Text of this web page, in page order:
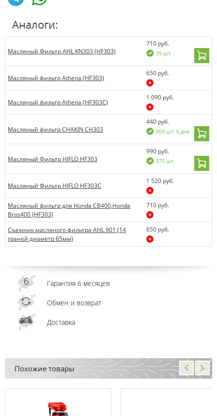
Аналоги:
Масляный Фильтр AHL KN303 (HF303)
710 руб.
35 шт.
Масляный фильтр Athena (HF303)
650 руб.
Масляный фильтр Athena (HF303C)
1 090 руб.
Масляный фильтр CHAKIN CH303
440 руб.
869 шт. 4 дня
Масляный Фильтр HIFLO HF303
990 руб.
375 шт.
Масляный Фильтр HIFLO HF303C
1 520 руб.
Масляный фильтр для Honda CB400,Honda
Bros400 (HF303)
710 руб.
Съемник масляного фильтра AHL 901 (14
граней диаметр 65мм)
650 руб.
Гарантия 6 месяцев
Обмен и возврат
Доставка
Похожие товары